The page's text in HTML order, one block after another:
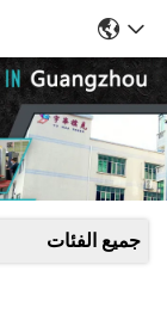
جميع الفئات